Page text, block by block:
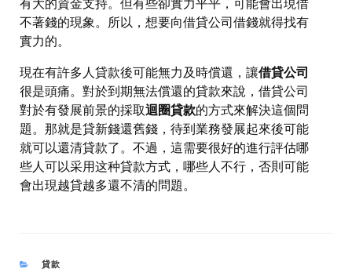
有大的資金支持。但有些卻實力平平，可能會出現借
不著錢的現象。所以，想要向借貸公司借錢就得找有
實力的。
現在有許多人貸款後可能無力及時償還，讓借貸公司
很是頭痛。對於到期無法償還的貸款來說，借貸公司
對於有發展前景的採取迴圈貸款的方式來解決這個問
題。那就是貸新錢還舊錢，待到業務發展起來後可能
就可以還清貸款了。不過，這需要很好的進行評估哪
些人可以采用这种貸款方式，哪些人不行，否則可能
會出現越貸越多還不清的問題。
CATEGORIES
貸款